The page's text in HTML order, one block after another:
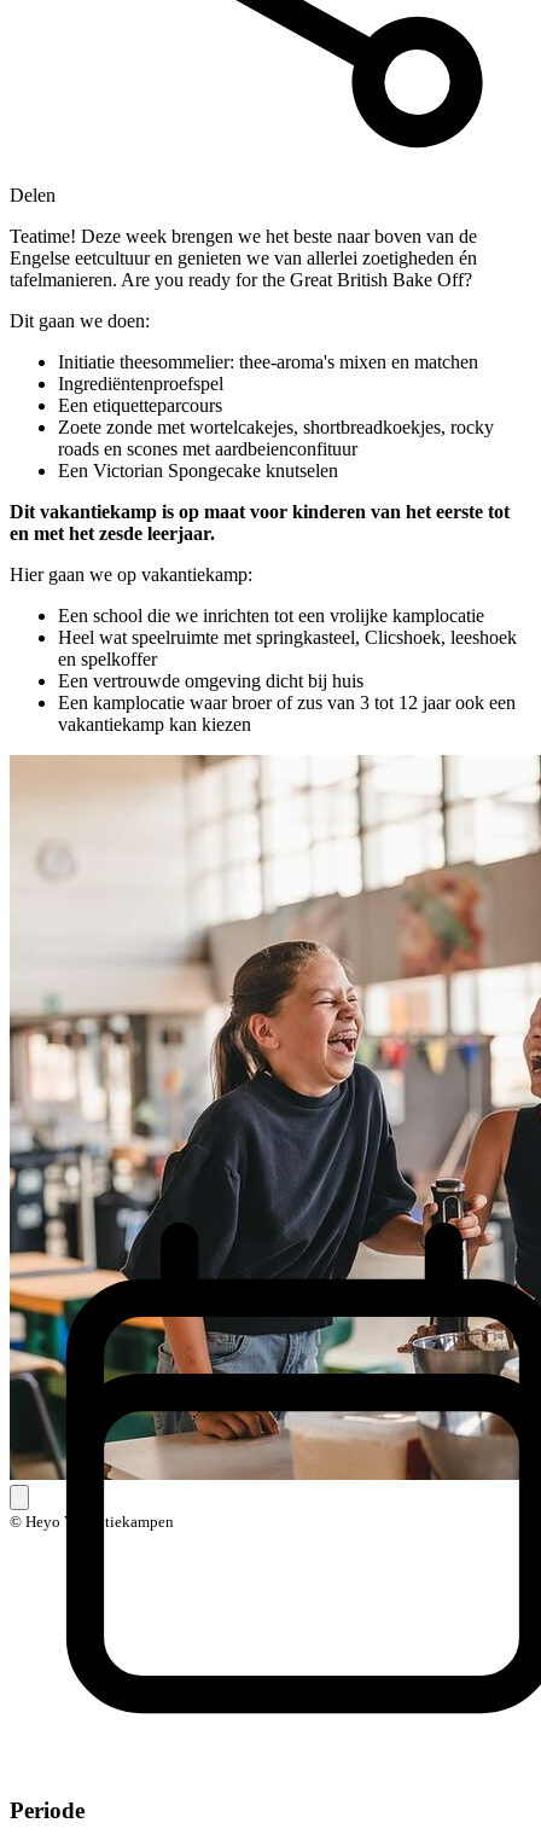
Delen
Teatime! Deze week brengen we het beste naar boven van de
Engelse eetcultuur en genieten we van allerlei zoetigheden én
tafelmanieren. Are you ready for the Great British Bake Off?
Dit gaan we doen:
Initiatie theesommelier: thee-aroma's mixen en matchen
Ingrediëntenproefspel
Een etiquetteparcours
Zoete zonde met wortelcakejes, shortbreadkoekjes, rocky
roads en scones met aardbeienconfituur
Een Victorian Spongecake knutselen
Dit vakantiekamp is op maat voor kinderen van het eerste tot
en met het zesde leerjaar.
Hier gaan we op vakantiekamp:
Een school die we inrichten tot een vrolijke kamplocatie
Heel wat speelruimte met springkasteel, Clicshoek, leeshoek
en spelkoffer
Een vertrouwde omgeving dicht bij huis
Een kamplocatie waar broer of zus van 3 tot 12 jaar ook een
vakantiekamp kan kiezen
© Heyo Vakantiekampen
Periode